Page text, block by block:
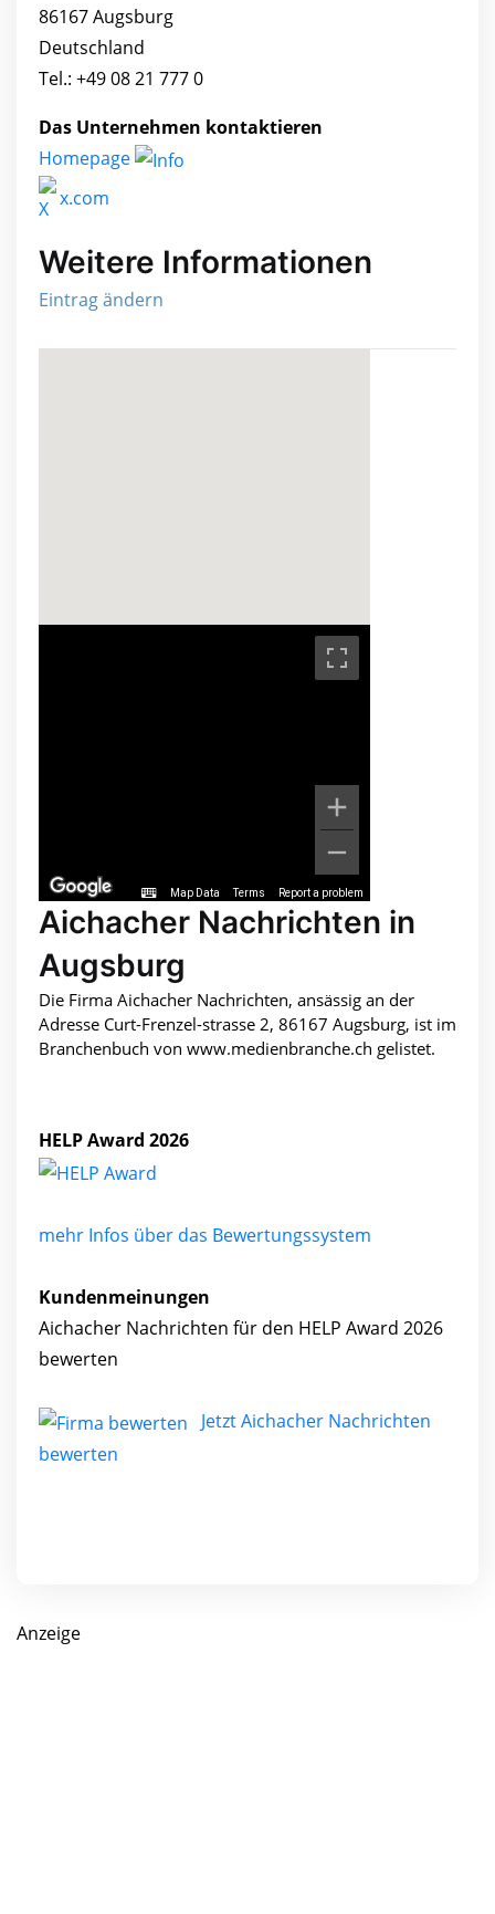
86167 Augsburg
Deutschland
Tel.: +49 08 21 777 0
Das Unternehmen kontaktieren
Homepage
x.com
Weitere Informationen
Eintrag ändern
Map Data Terms Report a problem
Aichacher Nachrichten in
Augsburg
Die Firma Aichacher Nachrichten, ansässig an der
Adresse Curt-Frenzel-strasse 2, 86167 Augsburg, ist im
Branchenbuch von www.medienbranche.ch gelistet.
HELP Award 2026
mehr Infos über das Bewertungssystem
Kundenmeinungen
Aichacher Nachrichten für den HELP Award 2026
bewerten
Jetzt Aichacher Nachrichten
bewerten
Anzeige